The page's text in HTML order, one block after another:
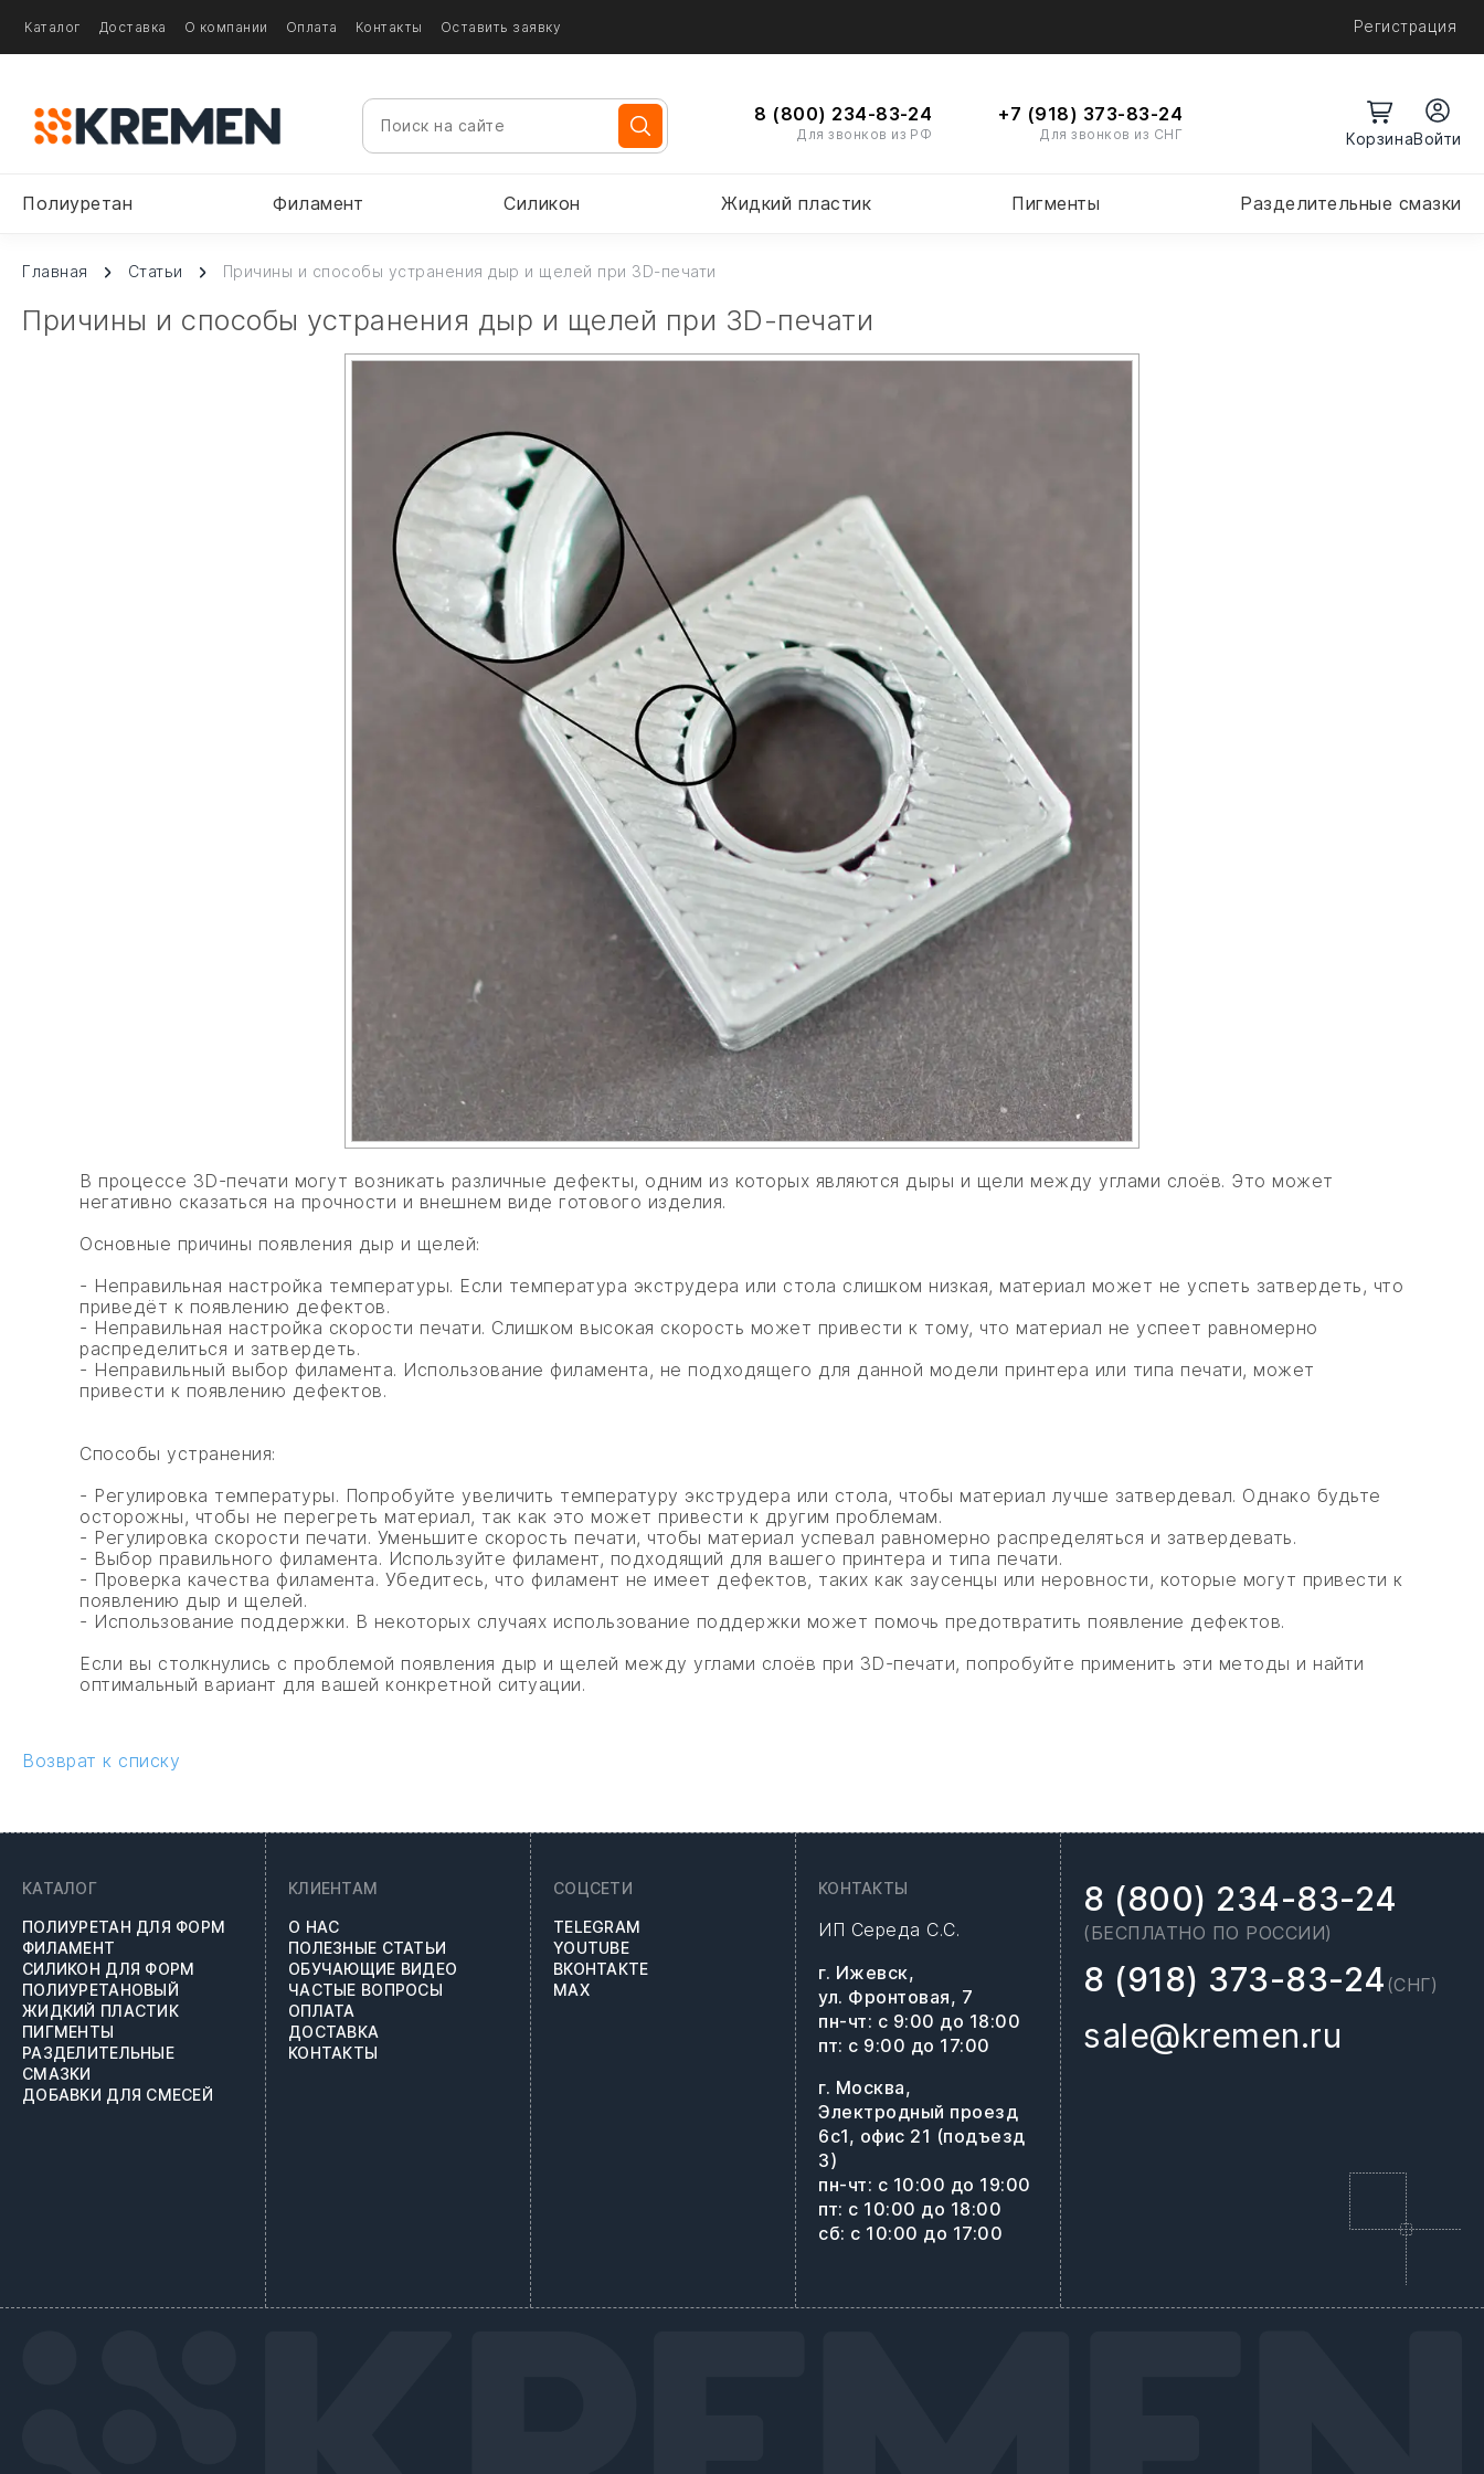
Каталог Доставка О компании Оплата Контакты Оставить заявку Регистрация
8 (800) 234-83-24
Для звонков из РФ
+7 (918) 373-83-24
Для звонков из СНГ Войти
Полиуретан Филамент Силикон Жидкий пластик Пигменты Разделительные смазки
Главная Статьи Причины и способы устранения дыр и щелей при 3D-печати
Причины и способы устранения дыр и щелей при 3D-печати
В процессе 3D-печати могут возникать различные дефекты, одним из которых являются дыры и щели между углами слоёв. Это может
негативно сказаться на прочности и внешнем виде готового изделия.
Основные причины появления дыр и щелей:
- Неправильная настройка температуры. Если температура экструдера или стола слишком низкая, материал может не успеть затвердеть, что
приведёт к появлению дефектов.
- Неправильная настройка скорости печати. Слишком высокая скорость может привести к тому, что материал не успеет равномерно
распределиться и затвердеть.
- Неправильный выбор филамента. Использование филамента, не подходящего для данной модели принтера или типа печати, может
привести к появлению дефектов.
Способы устранения:
- Регулировка температуры. Попробуйте увеличить температуру экструдера или стола, чтобы материал лучше затвердевал. Однако будьте
осторожны, чтобы не перегреть материал, так как это может привести к другим проблемам.
- Регулировка скорости печати. Уменьшите скорость печати, чтобы материал успевал равномерно распределяться и затвердевать.
- Выбор правильного филамента. Используйте филамент, подходящий для вашего принтера и типа печати.
- Проверка качества филамента. Убедитесь, что филамент не имеет дефектов, таких как заусенцы или неровности, которые могут привести к
появлению дыр и щелей.
- Использование поддержки. В некоторых случаях использование поддержки может помочь предотвратить появление дефектов.
Если вы столкнулись с проблемой появления дыр и щелей между углами слоёв при 3D-печати, попробуйте применить эти методы и найти
оптимальный вариант для вашей конкретной ситуации.
Возврат к списку
КАТАЛОГ
ПОЛИУРЕТАН ДЛЯ ФОРМ
ФИЛАМЕНТ
СИЛИКОН ДЛЯ ФОРМ
ПОЛИУРЕТАНОВЫЙ
ЖИДКИЙ ПЛАСТИК
ПИГМЕНТЫ
РАЗДЕЛИТЕЛЬНЫЕ
СМАЗКИ
ДОБАВКИ ДЛЯ СМЕСЕЙ
КЛИЕНТАМ
О НАС
ПОЛЕЗНЫЕ СТАТЬИ
ОБУЧАЮЩИЕ ВИДЕО
ЧАСТЫЕ ВОПРОСЫ
ОПЛАТА
ДОСТАВКА
КОНТАКТЫ
СОЦСЕТИ
TELEGRAM
YOUTUBE
ВКОНТАКТЕ
MAX
КОНТАКТЫ
ИП Середа С.С.
г. Ижевск,
ул. Фронтовая, 7
пн-чт: с 9:00 до 18:00
пт: с 9:00 до 17:00
г. Москва,
Электродный проезд
6с1, офис 21 (подъезд
3)
пн-чт: с 10:00 до 19:00
пт: с 10:00 до 18:00
сб: с 10:00 до 17:00
8 (800) 234-83-24
(БЕСПЛАТНО ПО РОССИИ)
8 (918) 373-83-24 (СНГ)
sale@kremen.ru